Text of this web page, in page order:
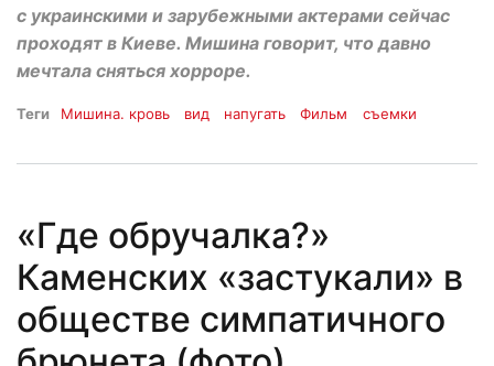
с украинскими и зарубежными актерами сейчас
проходят в Киеве. Мишина говорит, что давно
мечтала сняться хорроре.
Теги Мишина. кровь вид напугать Фильм съемки
«Где обручалка?»
Каменских «застукали» в
обществе симпатичного